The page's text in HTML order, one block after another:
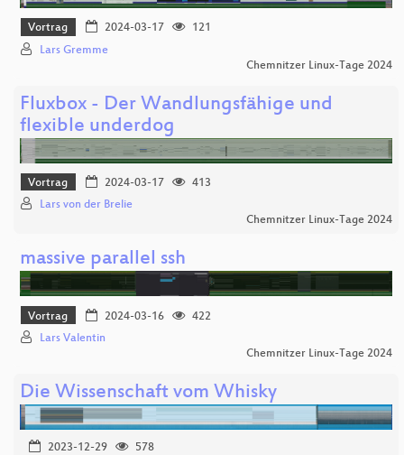
Vortrag 2024-03-17
121
Lars Gremme
Chemnitzer Linux-Tage 2024
Fluxbox - Der Wandlungsfähige und
flexible underdog
Vortrag 2024-03-17
413
Lars von der Brelie
Chemnitzer Linux-Tage 2024
massive parallel ssh
Vortrag 2024-03-16
422
Lars Valentin
Chemnitzer Linux-Tage 2024
Die Wissenschaft vom Whisky
2023-12-29
578